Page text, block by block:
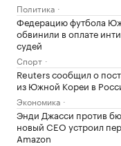
Политика
Федерацию футбола
обвинили в оплате
судей
Спорт
Reuters сообщил о
из Южной Кореи в
Экономика
Энди Джасси против
новый CEO устроил
Amazon